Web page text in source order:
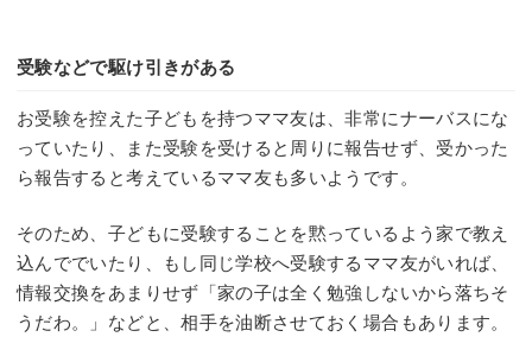
受験などで駆け引きがある
お受験を控えた子どもを持つママ友は、非常にナーバスにな
っていたり、また受験を受けると周りに報告せず、受かった
ら報告すると考えているママ友も多いようです。
そのため、子どもに受験することを黙っているよう家で教え
込んででいたり、もし同じ学校へ受験するママ友がいれば、
情報交換をあまりせず「家の子は全く勉強しないから落ちそ
うだわ。」などと、相手を油断させておく場合もあります。